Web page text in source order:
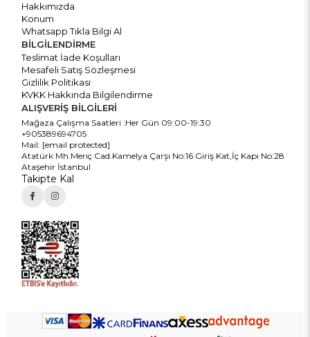
Hakkımızda
Konum
Whatsapp Tıkla Bilgi Al
BİLGİLENDİRME
Teslimat İade Koşulları
Mesafeli Satış Sözleşmesi
Gizlilik Politikası
KVKK Hakkında Bilgilendirme
ALIŞVERİŞ BİLGİLERİ
Mağaza Çalışma Saatleri :Her Gün 09:00-19:30
+905389694705
Mail: [email protected]
Atatürk Mh.Meriç Cad.Kamelya Çarşı No:16 Giriş Kat,İç Kapı No:28
Ataşehir İstanbul
Takipte Kal